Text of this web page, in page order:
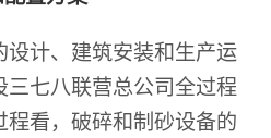
计、建筑安装和生产运
七八联营总公司全过程
看，破碎和制砂设备的